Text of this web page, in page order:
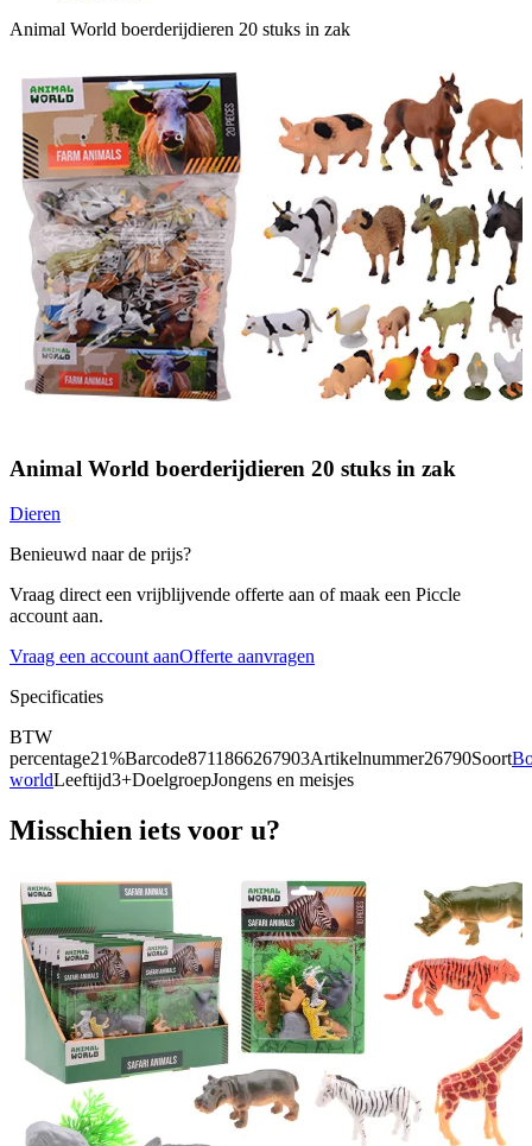
Animal World boerderijdieren 20 stuks in zak
Animal World boerderijdieren 20 stuks in zak
Dieren
Benieuwd naar de prijs?
Vraag direct een vrijblijvende offerte aan of maak een Piccle
account aan.
Vraag een account aanOfferte aanvragen
Specificaties
BTW
percentage21%Barcode8711866267903Artikelnummer26790Soort
worldLeeftijd3+DoelgroepJongens en meisjes
Misschien iets voor u?